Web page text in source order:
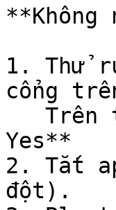
**Không
1. Thử
cổng
Yes**
2. Tắt
đột).